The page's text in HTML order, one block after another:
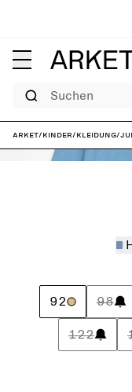
Suchen
ARKET/Kinder/Kleidung/
92 98
122